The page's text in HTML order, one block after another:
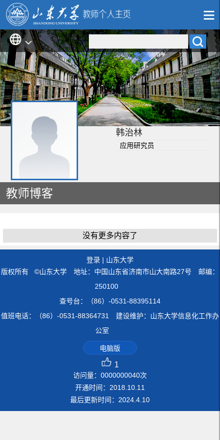
韩治林
应用研究员
教师博客
没有更多内容了
登录 | 山东大学
版权所有 ©山东大学 地址：中国山东省济南市山大南路27号 邮编：
250100
查号台：（86）-0531-88395114
值班电话：（86）-0531-88364731 建设维护：山东大学信息化工作办
公室
电脑版
1
访问量： 0000000040次
开通时间： 2018.10.11
最后更新时间： 2024.4.10